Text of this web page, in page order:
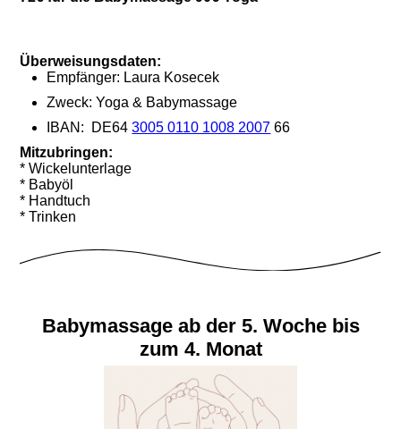
Überweisungsdaten:
Empfänger: Laura Kosecek
Zweck: Yoga & Babymassage
IBAN: DE643005 0110 1008 2007 66
Mitzubringen:
* Wickelunterlage
* Babyöl
* Handtuch
* Trinken
Babymassage ab der 5. Woche bis
zum 4. Monat